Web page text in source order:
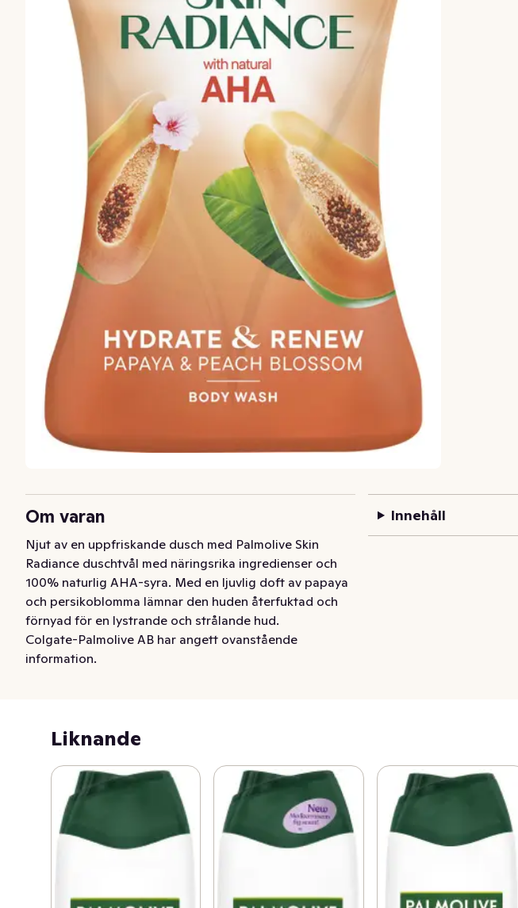
Om varan
Njut av en uppfriskande dusch med Palmolive Skin
Radiance duschtvål med näringsrika ingredienser och
100% naturlig AHA-syra. Med en ljuvlig doft av papaya
och persikoblomma lämnar den huden återfuktad och
förnyad för en lystrande och strålande hud.
Colgate-Palmolive AB har angett ovanstående
information.
Innehåll
Liknande